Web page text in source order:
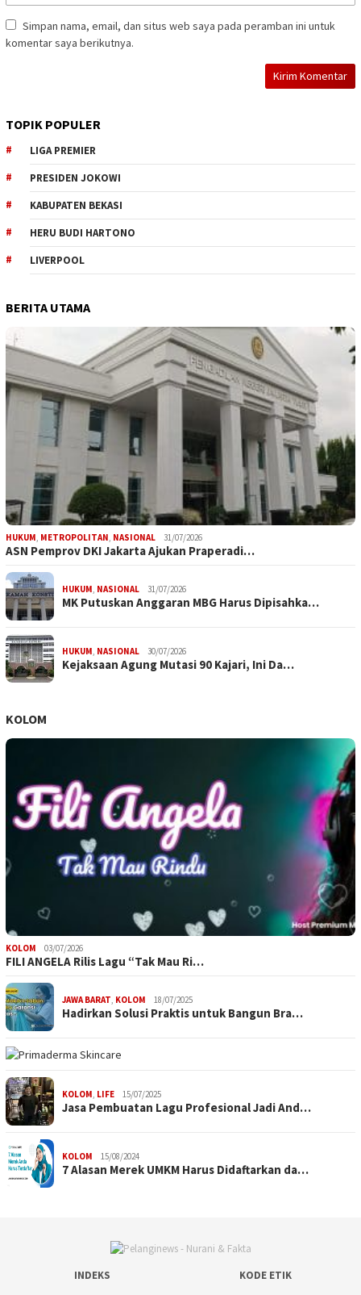
Simpan nama, email, dan situs web saya pada peramban ini untuk
komentar saya berikutnya.
TOPIK POPULER
LIGA PREMIER
PRESIDEN JOKOWI
KABUPATEN BEKASI
HERU BUDI HARTONO
LIVERPOOL
BERITA UTAMA
HUKUM METROPOLITAN NASIONAL 31/07/2026
ASN Pemprov DKI Jakarta Ajukan Praperadi…
HUKUM NASIONAL 31/07/2026
MK Putuskan Anggaran MBG Harus Dipisahka…
HUKUM NASIONAL 30/07/2026
Kejaksaan Agung Mutasi 90 Kajari, Ini Da…
KOLOM
KOLOM 03/07/2026
FILI ANGELA Rilis Lagu “Tak Mau Ri…
JAWA BARAT, KOLOM 18/07/2025
Hadirkan Solusi Praktis untuk Bangun Bra…
KOLOM LIFE 15/07/2025
Jasa Pembuatan Lagu Profesional Jadi And…
KOLOM 15/08/2024
7 Alasan Merek UMKM Harus Didaftarkan da…
INDEKS
KODE ETIK